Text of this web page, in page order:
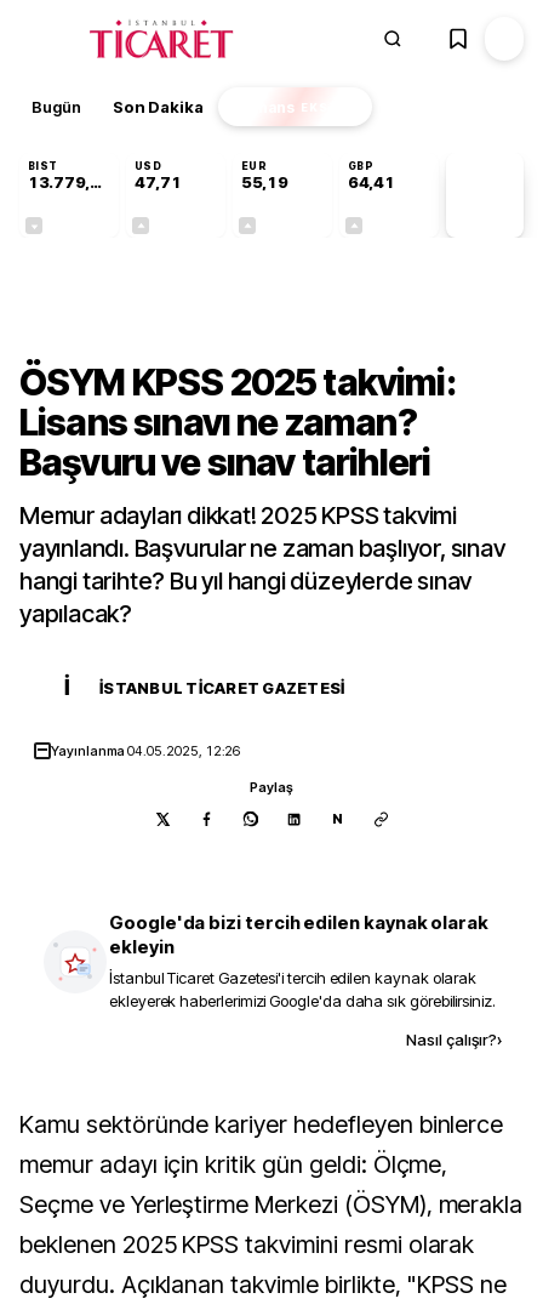
Bugün Son Dakika Finans EKSTRA
BIST
13.779,39
USD
47,71
EUR
55,19
GBP
64,41
ÖSYM KPSS 2025 takvimi:
Lisans sınavı ne zaman?
Başvuru ve sınav tarihleri
Memur adayları dikkat! 2025 KPSS takvimi
yayınlandı. Başvurular ne zaman başlıyor, sınav
hangi tarihte? Bu yıl hangi düzeylerde sınav
yapılacak?
İ İSTANBUL TICARET GAZETESI
Yayınlanma04.05.2025, 12:26
Paylaş
N
Google'da bizi tercih edilen kaynak olarak
ekleyin
İstanbul Ticaret Gazetesi'i tercih edilen kaynak olarak
ekleyerek haberlerimizi Google'da daha sık görebilirsiniz.
Nasıl çalışır?›
Kamu sektöründe kariyer hedefleyen binlerce
memur adayı için kritik gün geldi: Ölçme,
Seçme ve Yerleştirme Merkezi (ÖSYM), merakla
beklenen 2025 KPSS takvimini resmi olarak
duyurdu. Açıklanan takvimle birlikte, "KPSS ne